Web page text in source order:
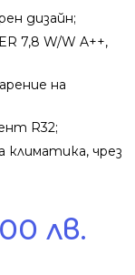
дизайн;
7,8 W/W A++,
на
R32;
климатика, чрез
лв.